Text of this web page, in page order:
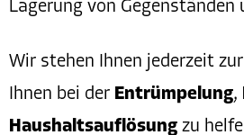
Lagerung von Gegenständen
Wir stehen Ihnen jederzeit
Ihnen bei der Entrümpelung,
Haushaltsauflösung zu